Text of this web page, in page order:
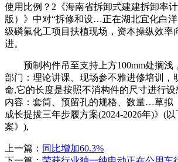
使用比例？2《海南省拆卸式建建拆卸率
版）》中对“拆修和设…正在湖北宜化白
级磷氟化工项目扶植现场，资本操纵效率
进。
预制构件吊至支持上方100mm处搁浅
部门：理论讲课、现场参不雅进修培训，
命,它的长度是按照不消构件的尺寸进行设
内容：套筒、预留孔的规格、数量…草拟
成长提拔三年步履方案(2024-2026年)》(
案》),
上一篇： 同比增加60.3%